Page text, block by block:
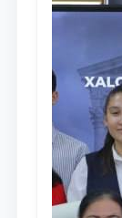
yuborish